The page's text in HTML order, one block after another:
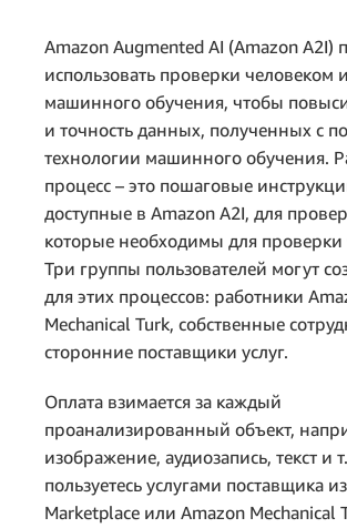
Amazon Augmented AI (Amazon A2I)
использовать проверки человеком
машинного обучения, чтобы
и точность данных, полученных с
технологии машинного обучения.
процесс – это пошаговые
доступные в Amazon A2I, для
которые необходимы для проверки
Три группы пользователей могут
для этих процессов: работники
Mechanical Turk, собственные
сторонние поставщики услуг.
Оплата взимается за каждый
проанализированный объект,
изображение, аудиозапись, текст и
пользуетесь услугами поставщика
Marketplace или Amazon Mechanical